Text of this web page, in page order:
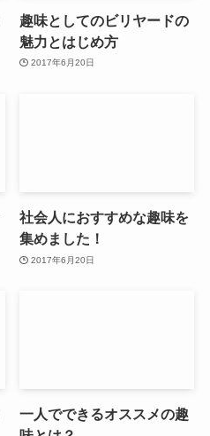
趣味としてのビリヤードの
魅力とはじめ方
2017年6月20日
社会人におすすめな趣味を
集めました！
2017年6月20日
一人でできるオススメの趣